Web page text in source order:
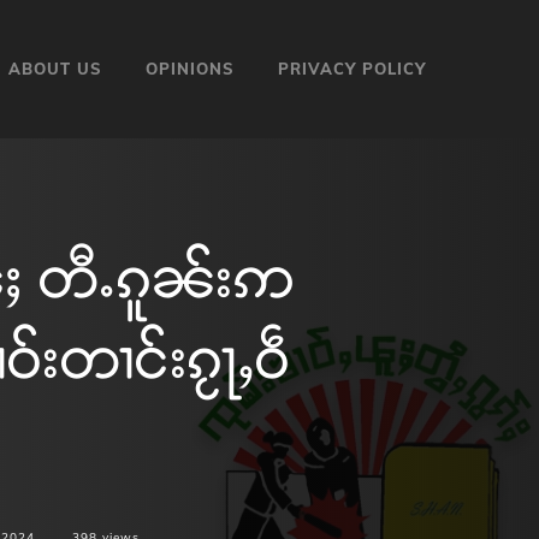
ABOUT US OPINIONS PRIVACY POLICY
ႈ တီႉၵူၼ်းဢ
တၢင်းၵႂႃႇဝဵ